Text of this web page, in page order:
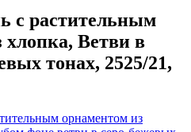
с растительным
хлопка, Ветви в
тонах, 2525/21,